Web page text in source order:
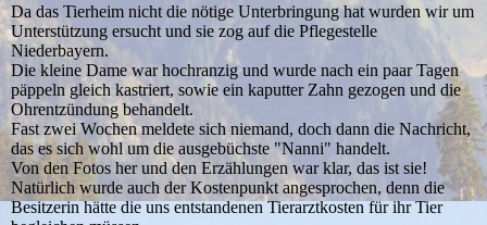
Da das Tierheim nicht die nötige Unterbringung hat wurden wir um
Unterstützung ersucht und sie zog auf die Pflegestelle
Niederbayern.
Die kleine Dame war hochranzig und wurde nach ein paar Tagen
päppeln gleich kastriert, sowie ein kaputter Zahn gezogen und die
Ohrentzündung behandelt.
Fast zwei Wochen meldete sich niemand, doch dann die Nachricht,
das es sich wohl um die ausgebüchste "Nanni" handelt.
Von den Fotos her und den Erzählungen war klar, das ist sie!
Natürlich wurde auch der Kostenpunkt angesprochen, denn die
Besitzerin hätte die uns entstandenen Tierarztkosten für ihr Tier